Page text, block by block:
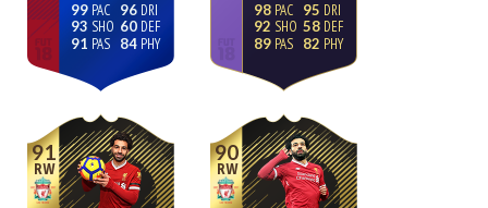
99
93
91
96
60
84
98
92
89
95
58
82
91
RW
90
RW